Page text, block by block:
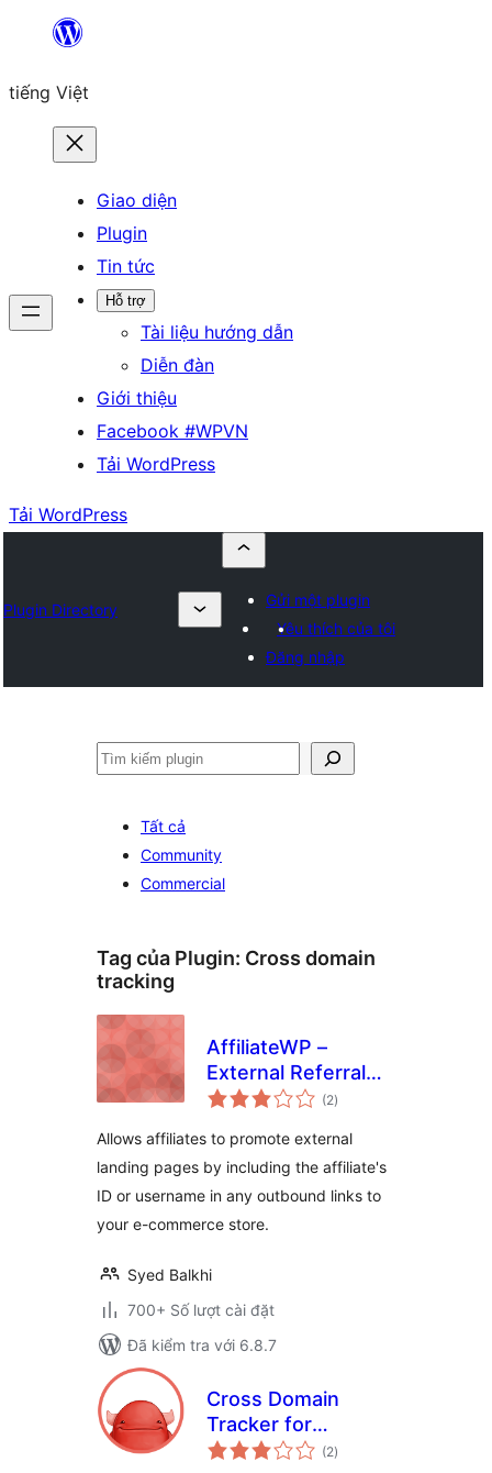
Chuyển
phần
tiếng Việt
Giao diện
Plugin
Tin tức
Hỗ trợ
Tài liệu hướng dẫn
Diễn đàn
Giới thiệu
Facebook #WPVN
Tải WordPress
Tải WordPress
Plugin Directory
Gửi một plugin
Yêu thích của tôi
Đăng nhập
Tìm
Tất cả
Community
Commercial
Tag của Plugin: Cross domain
tracking
AffiliateWP –
External Referral
Links
(2tổng
đánh
)
Allows affiliates to promote external
landing pages by including the affiliate's
ID or username in any outbound links to
your e-commerce store.
Syed Balkhi
700+ Số lượt cài đặt
Đã kiểm tra với 6.8.7
Cross Domain
Tracker for
AffiliateWP
(2tổng
đánh
)